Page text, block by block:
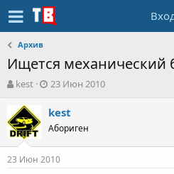
Архив
Ищется механический
А
т
о
р
т
е
kest
Д
т
н
а
ч
23 Июн 2010
kest
Абориген
23 Июн 2010